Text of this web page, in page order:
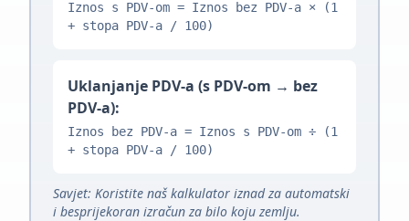
Iznos s PDV-om = Iznos bez PDV-a × (1
+ stopa PDV-a / 100)
Uklanjanje PDV-a (s PDV-om → bez
PDV-a):
Iznos bez PDV-a = Iznos s PDV-om ÷ (1
+ stopa PDV-a / 100)
Savjet: Koristite naš kalkulator iznad za automatski
i besprijekoran izračun za bilo koju zemlju.